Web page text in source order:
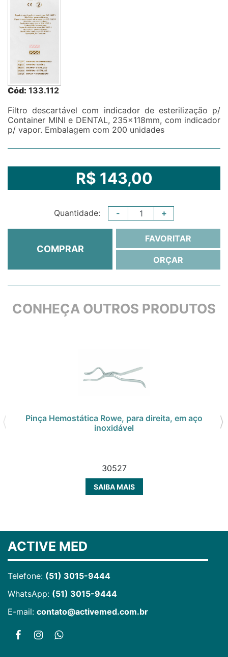
Cód: 133.112
Filtro descartável com indicador de esterilização p/
Container MINI e DENTAL, 235x118mm, com indicador
p/ vapor. Embalagem com 200 unidades
R$ 143,00
Quantidade: - +
COMPRAR
FAVORITAR
ORÇAR
CONHEÇA OUTROS PRODUTOS
Pinça Hemostática Rowe, para direita, em aço
inoxidável
30527
SAIBA MAIS
ACTIVE MED
Telefone: (51) 3015-9444
WhatsApp: (51) 3015-9444
E-mail: contato@activemed.com.br